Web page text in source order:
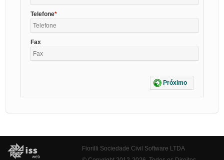
Telefone
Fax
Próximo
Fiorilli Sociedade Civil Software LTDA